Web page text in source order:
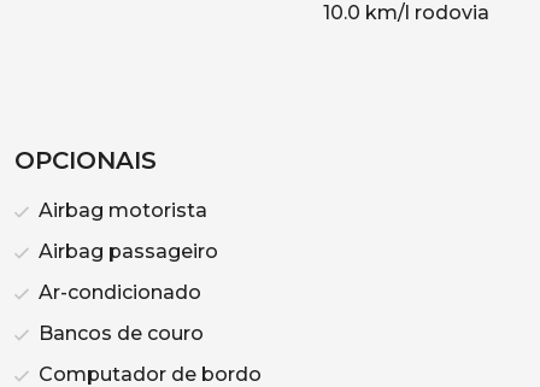
10.0 km/l rodovia
OPCIONAIS
Airbag motorista
Airbag passageiro
Ar-condicionado
Bancos de couro
Computador de bordo